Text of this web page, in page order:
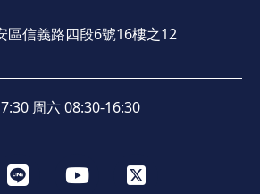
區信義路四段6號16樓之12
周六 08:30-16:30